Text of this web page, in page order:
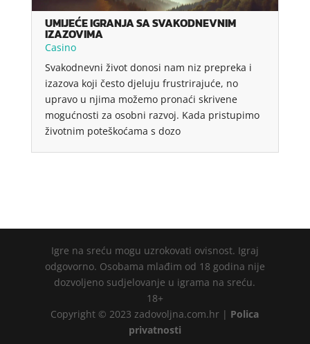
UMIJEĆE IGRANJA SA SVAKODNEVNIM
IZAZOVIMA
Casino
Svakodnevni život donosi nam niz prepreka i
izazova koji često djeluju frustrirajuće, no
upravo u njima možemo pronaći skrivene
mogućnosti za osobni razvoj. Kada pristupimo
životnim poteškoćama s dozo
Igre na sreću mogu uzrokovati ovisnost. Igraj
odgovorno. Osobama mlađim od 18 godina nije
dozvoljeno sudjelovanje u igrama na sreću.
18+
Copyright © 2023 zadovoljna.com.hr | Polica
privatnosti